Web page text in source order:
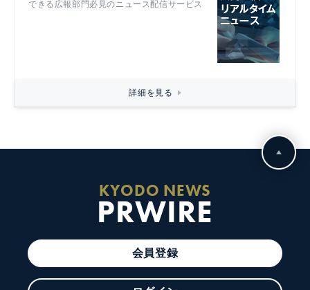
できる広報部門必見のニュース配信サービス
詳細を見る
KYODO NEWS
PRWIRE
会員登録